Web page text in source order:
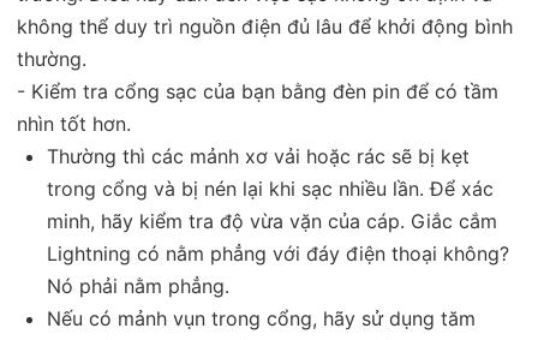
không thể duy trì nguồn điện đủ lâu để khởi động bình
thường.
- Kiểm tra cổng sạc của bạn bằng đèn pin để có tầm
nhìn tốt hơn.
Thường thì các mảnh xơ vải hoặc rác sẽ bị kẹt
trong cổng và bị nén lại khi sạc nhiều lần. Để xác
minh, hãy kiểm tra độ vừa vặn của cáp. Giắc cắm
Lightning có nằm phẳng với đáy điện thoại không?
Nó phải nằm phẳng.
Nếu có mảnh vụn trong cổng, hãy sử dụng tăm